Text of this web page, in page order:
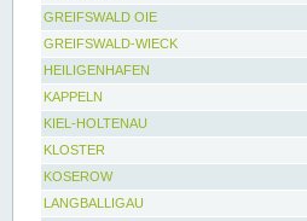
GREIFSWALD OIE
GREIFSWALD-WIECK
HEILIGENHAFEN
KAPPELN
KIEL-HOLTENAU
KLOSTER
KOSEROW
LANGBALLIGAU